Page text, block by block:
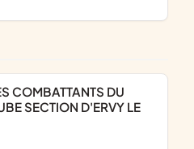
SECTION D'ERVY LE